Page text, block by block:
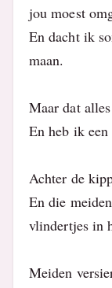
jou moest
En dacht ik
maan.
Maar dat
En heb ik
Achter de
En die
vlindertjes in
Meiden